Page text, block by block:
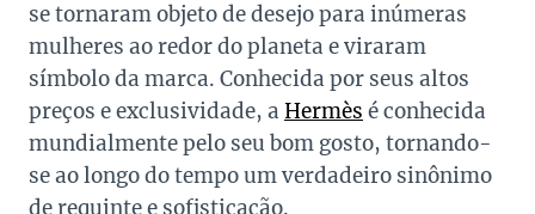
se tornaram objeto de desejo para inúmeras
mulheres ao redor do planeta e viraram
símbolo da marca. Conhecida por seus altos
preços e exclusividade, a Hermès é conhecida
mundialmente pelo seu bom gosto, tornando-
se ao longo do tempo um verdadeiro sinônimo
de requinte e sofisticação.